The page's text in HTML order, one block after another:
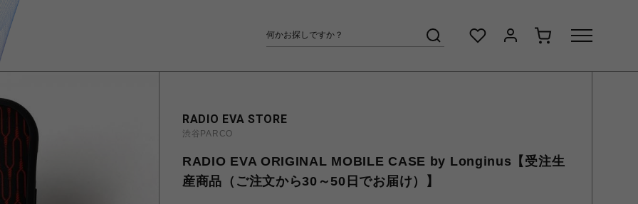
RADIO EVA STORE
渋谷PARCO
RADIO EVA ORIGINAL MOBILE CASE by Longinus【受注生
産商品（ご注文から30～50日でお届け）】